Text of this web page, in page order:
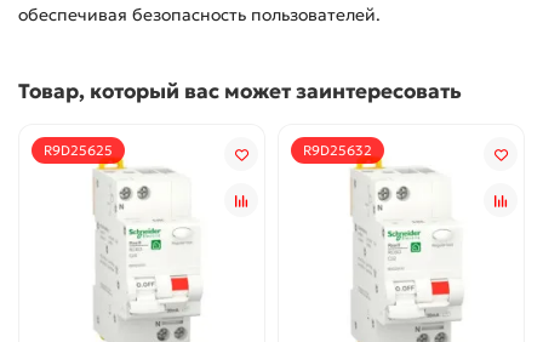
обеспечивая безопасность пользователей.
Товар, который вас может заинтересовать
R9D25625 R9D25632